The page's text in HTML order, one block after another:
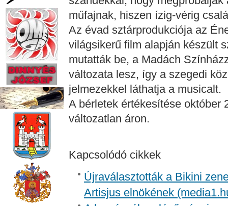
műfajnak, hiszen ízig-vérig
Az évad sztárprodukciója az
világsikerű film alapján készült
mutatták be, a Madách
változata lesz, így a szegedi
jelmezekkel láthatja a musicalt.
A bérletek értékesítése október
változatlan áron.
Kapcsolódó cikkek
Újraválasztották a Bikini
Artisjus elnökének